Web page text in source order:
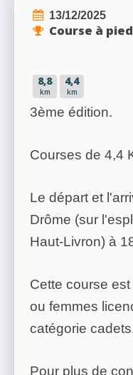
13/12/2025
Course à
8,8
km
4,4
km
3ème édition.
Courses de 4,4
Le départ et
Drôme (sur
Haut-Livron) à
Cette course
ou femmes
catégorie
Pour plus de